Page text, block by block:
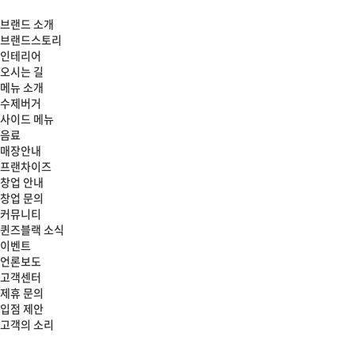
브랜드 소개
브랜드스토리
인테리어
오시는 길
메뉴 소개
수제버거
사이드 메뉴
음료
매장안내
프랜차이즈
창업 안내
창업 문의
커뮤니티
퀸즈블랙 소식
이벤트
언론보도
고객센터
제휴 문의
입점 제안
고객의 소리